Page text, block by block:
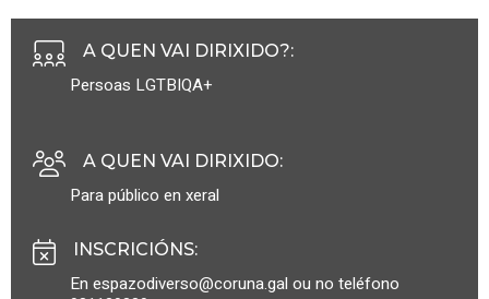
A QUEN VAI DIRIXIDO?:
Persoas LGTBIQA+
A QUEN VAI DIRIXIDO:
Para público en xeral
INSCRICIÓNS:
En espazodiverso@coruna.gal ou no teléfono